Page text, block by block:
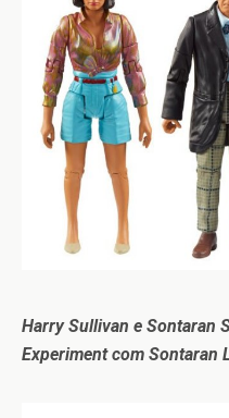
Harry Sullivan e Sontaran
Experiment com Sontaran